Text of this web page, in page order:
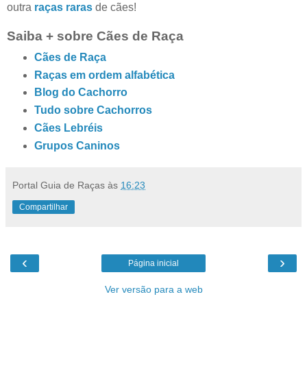
outra raças raras de cães!
Saiba + sobre Cães de Raça
Cães de Raça
Raças em ordem alfabética
Blog do Cachorro
Tudo sobre Cachorros
Cães Lebréis
Grupos Caninos
Portal Guia de Raças às 16:23
Compartilhar
‹ ›
Página inicial
Ver versão para a web